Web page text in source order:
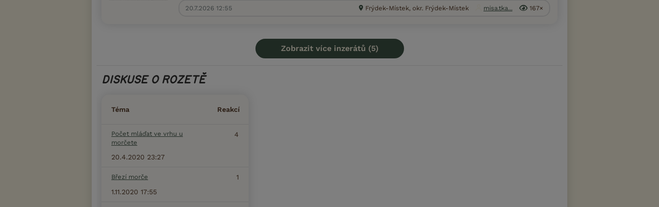
20.7.2026 12:55 Frýdek-Místek, okr. Frýdek-Místek misa.tka... 167×
Zobrazit více inzerátů (5)
DISKUSE O ROZETĚ
Téma Reakcí
Počet mláďat ve vrhu u
morčete
4
20.4.2020 23:27
Březí morče
1
1.11.2020 17:55